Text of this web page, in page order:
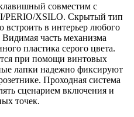
совместим с
PERIO/XSILO. Скрытый тип
встроить в интерьер любого
часть механизма
пластика серого цвета.
при помощи винтовых
лапки надежно фиксируют
Проходная система
сценарием включения и
точек.